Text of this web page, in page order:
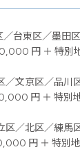
／台東区／墨田
円 ＋ 特別
／文京区／品
円 ＋ 特別
区／北区／練馬
円 ＋ 特別